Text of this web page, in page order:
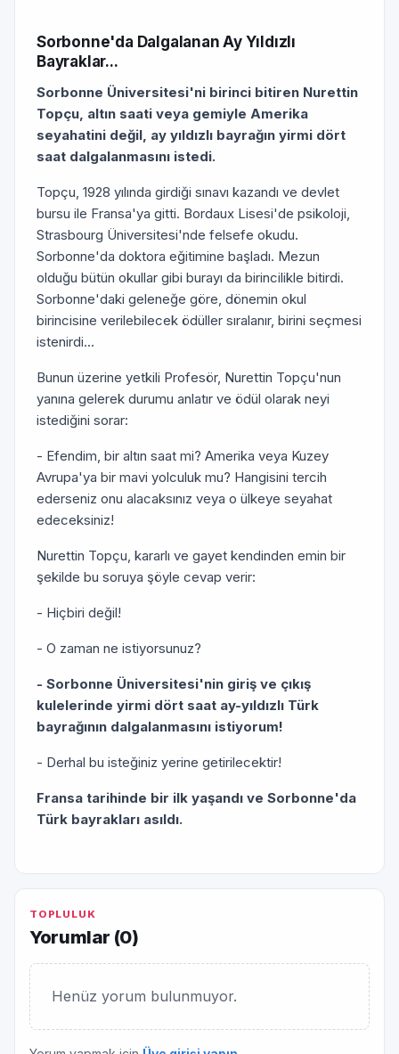
Sorbonne'da Dalgalanan Ay Yıldızlı
Bayraklar...
Sorbonne Üniversitesi'ni birinci bitiren Nurettin
Topçu, altın saati veya gemiyle Amerika
seyahatini değil, ay yıldızlı bayrağın yirmi dört
saat dalgalanmasını istedi.
Topçu, 1928 yılında girdiği sınavı kazandı ve devlet
bursu ile Fransa'ya gitti. Bordaux Lisesi'de psikoloji,
Strasbourg Üniversitesi'nde felsefe okudu.
Sorbonne'da doktora eğitimine başladı. Mezun
olduğu bütün okullar gibi burayı da birincilikle bitirdi.
Sorbonne'daki geleneğe göre, dönemin okul
birincisine verilebilecek ödüller sıralanır, birini seçmesi
istenirdi...
Bunun üzerine yetkili Profesör, Nurettin Topçu'nun
yanına gelerek durumu anlatır ve ödül olarak neyi
istediğini sorar:
- Efendim, bir altın saat mi? Amerika veya Kuzey
Avrupa'ya bir mavi yolculuk mu? Hangisini tercih
ederseniz onu alacaksınız veya o ülkeye seyahat
edeceksiniz!
Nurettin Topçu, kararlı ve gayet kendinden emin bir
şekilde bu soruya şöyle cevap verir:
- Hiçbiri değil!
- O zaman ne istiyorsunuz?
- Sorbonne Üniversitesi'nin giriş ve çıkış
kulelerinde yirmi dört saat ay-yıldızlı Türk
bayrağının dalgalanmasını istiyorum!
- Derhal bu isteğiniz yerine getirilecektir!
Fransa tarihinde bir ilk yaşandı ve Sorbonne'da
Türk bayrakları asıldı.
TOPLULUK
Yorumlar (0)
Henüz yorum bulunmuyor.